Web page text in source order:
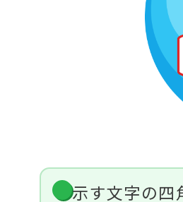
示す文字の四